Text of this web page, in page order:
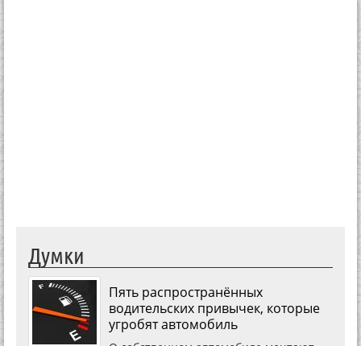
Думки
Пять распространённых
водительских привычек, которые
угробят автомобиль